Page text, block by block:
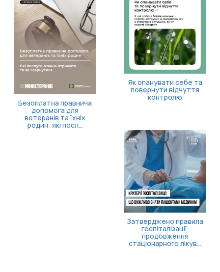
Безоплатна правнича
допомога для
ветеранів та їхніх
родин: які посл...
Як опанувати себе та
повернути відчуття
контролю
Затверджено правила
госпіталізації,
продовження
стаціонарного лікув...